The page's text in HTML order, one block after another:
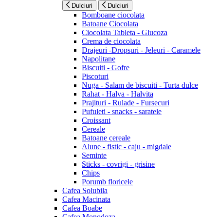
Dulciuri Dulciuri
Bomboane ciocolata
Batoane Ciocolata
Ciocolata Tableta - Glucoza
Crema de ciocolata
Drajeuri -Dropsuri - Jeleuri - Caramele
Napolitane
Biscuiti - Gofre
Piscoturi
Nuga - Salam de biscuiti - Turta dulce
Rahat - Halva - Halvita
Prajituri - Rulade - Fursecuri
Pufuleti - snacks - saratele
Croissant
Cereale
Batoane cereale
Alune - fistic - caju - migdale
Seminte
Sticks - covrigi - grisine
Chips
Porumb floricele
Cafea Solubila
Cafea Macinata
Cafea Boabe